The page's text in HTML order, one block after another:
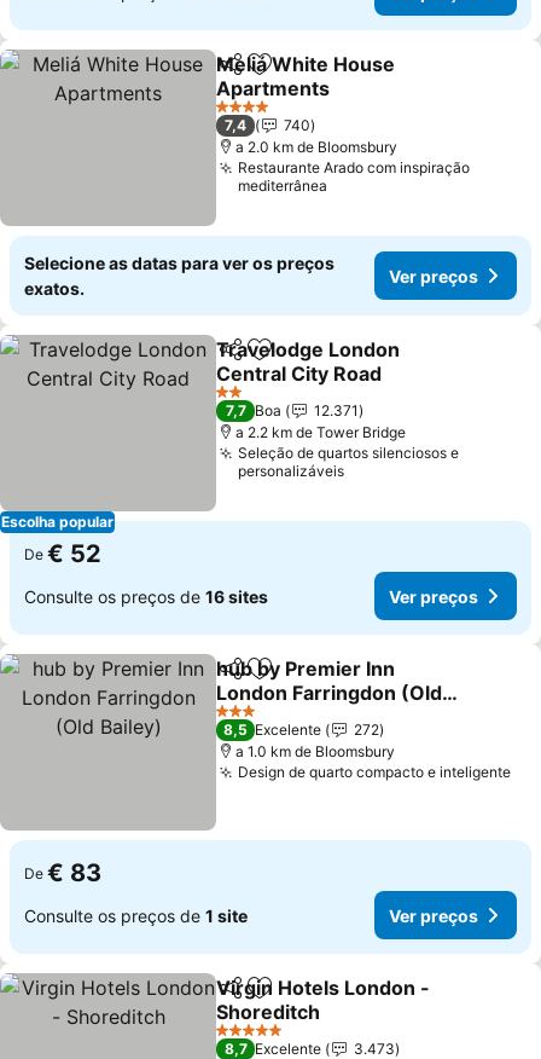
PartilharAdicionar aos favoritos
Meliá White House
Apartments
Ver preços
4 Estrelas
7,4
740
a 2.0 km de Bloomsbury
Restaurante Arado com inspiração
mediterrânea
Selecione as datas para ver os preços
exatos.
Ver preços
Escolha popular
PartilharAdicionar aos favoritos
Travelodge London
Central City Road
Ver preços
2 Estrelas
7,7 Boa
12.371
a 2.2 km de Tower Bridge
Seleção de quartos silenciosos e
personalizáveis
De € 52
Consulte os preços de 16 sites Ver preços
PartilharAdicionar aos favoritos
hub by Premier Inn
London Farringdon (Old
Bailey)
Ver preços
3 Estrelas
8,5 Excelente
272
a 1.0 km de Bloomsbury
Design de quarto compacto e inteligente
De € 83
Consulte os preços de 1 site Ver preços
PartilharAdicionar aos favoritos
Virgin Hotels London -
Shoreditch
Ver preços
5 Estrelas
8,7 Excelente
3.473